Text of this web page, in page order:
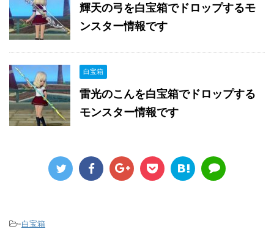
輝天の弓を白宝箱でドロップするモ
ンスター情報です
白宝箱
雷光のこんを白宝箱でドロップする
モンスター情報です
-白宝箱